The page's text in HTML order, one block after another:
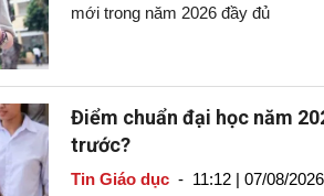
mới trong năm 2026 đầy đủ
Điểm chuẩn đại học năm
trước?
Tin Giáo dục- 11:12 | 07/08/2026